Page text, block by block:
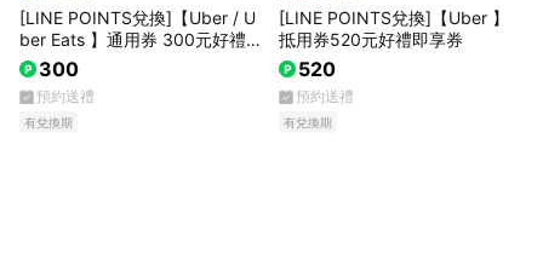
[LINE POINTS兌換]【Uber / U
ber Eats 】通用券 300元好禮即
享券300
預約送禮
有兌換期
[LINE POINTS兌換]【Uber 】
抵用券520元好禮即享券
520
預約送禮
有兌換期